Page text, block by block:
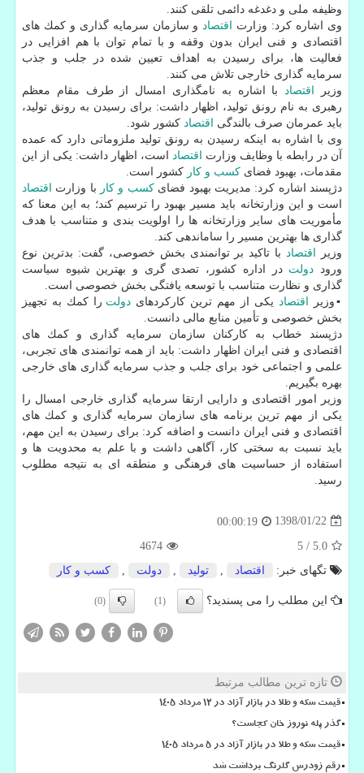
وظیفه ملی و دغدغه دائمی تلقی كنند.
وی اشاره كرد: وزارت
اقتصاد و سازمان سرمایه گذاری و كمك های
اقتصادی و فنی ایران بدون وقفه و با تمام توان با هم افزایی در
فعالیت ها، برای رسیدن به اهداف تعیین شده در جلب و جذب
سرمایه گذاری خارجی تلاش می كنند.
وزیر
اقتصاد
با اشاره به نامگذاری امسال از طرف مقام معظم
رهبری به نام رونق تولید، اظهار داشت: برای رسیدن به رونق تولید،
باید عمرمان صرف بالندگی
اقتصاد كشور شود.
وی با اشاره به اینكه رسیدن به رونق تولید ملزوماتی دارد كه عمده
آن در رابطه با وظایف وزارت
اقتصاد
است، اظهار داشت: یكی از این
مقدمات، بهبود فضای كسب و كار كشور است.
دژپسند اشاره كرد: مدیریت بهبود فضایكسب و كار با وزارت
اقتصاد
است و این وزارتخانه باید مسیر بهبود را ترسیم كند؛ به این معنا كه
مأموریت های سایر وزارتخانه ها را اولویت بندی و متناسب با هدف
گذاری ها بهترین مسیر را ساماندهی كند.
وزیر
اقتصاد با تاكید بر توانمندی بخش خصوصی، گفت: بدترین نوع
ورود دولت در اداره كشور، تصدی گری و بهترین شیوه سیاست
گذاری و نظارت متناسب با توسعه یافتگی بخش خصوصی است.
▪️وزیر
اقتصاد یكی از مهم ترین كاركردهای دولت را كمك به تجهیز
بخش خصوصی و تأمین منابع مالی دانست.
دژپسند خطاب به كاركنان سازمان سرمایه گذاری و كمك های
اقتصادی و فنی ایران اظهار داشت: باید از همه توانمندی های تجربی،
علمی و اجتماعی خود برای جلب و جذب سرمایه گذاری های خارجی
بهره بگیریم.
وزیر امور اقتصادی و دارایی ارتقا سرمایه گذاری خارجی امسال را
یكی از مهم ترین برنامه های سازمان سرمایه گذاری و كمك های
اقتصادی و فنی ایران دانست و اضافه كرد: برای رسیدن به این مهم،
باید نسبت به سختی كار، آگاهی داشت و با علم به محدویت ها و
استفاده از حساسیت های فرهنگی و منطقه ای به نتیجه مطلوب
رسید.
1398/01/22
00:00:19
5.0
/
5
4674
تگهای خبر:
اقتصاد تولید دولت كسب و كار
این مطلب را می پسندید؟ (1)
(0)
تازه ترین مطالب مرتبط
قیمت سکه و طلا در بازار آزاد در ۱۲ مرداد ۱۴۰۵
گذر پله نوروز خان کجاست؟
قیمت سکه و طلا در بازار آزاد در ۵ مرداد ۱۴۰۵
رقم زودرس گلرنگ برداشت شد